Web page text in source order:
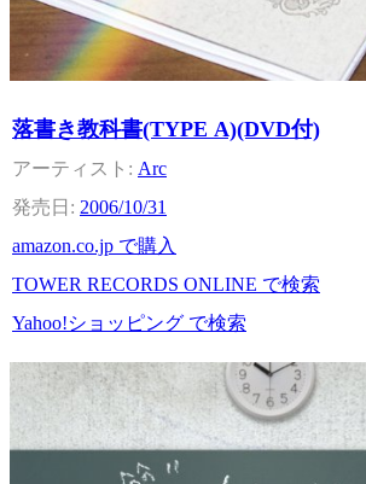
落書き教科書(TYPE A)(DVD付)
Arc
2006/10/31
amazon.co.jp で購入
TOWER RECORDS ONLINE で検索
Yahoo!ショッピング で検索